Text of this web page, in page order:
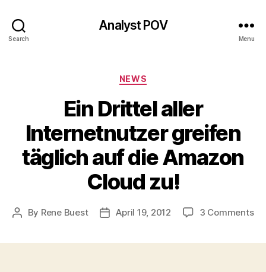
Search
Analyst POV
Menu
Categories
NEWS
Ein Drittel aller
Internetnutzer greifen
täglich auf die Amazon
Cloud zu!
Post
By Rene Buest
PostApril 19, 2012 3 Commentson